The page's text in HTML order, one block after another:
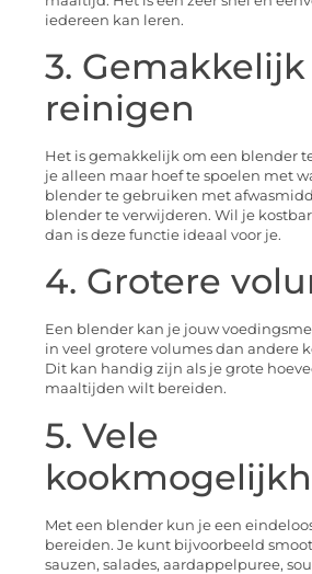
iedereen kan leren.
3.
reinigen
Het is gemakkelijk om een blender
je alleen maar hoef te spoelen met
blender te gebruiken met
blender te verwijderen. Wil je
dan is deze functie ideaal voor je.
4. Grotere
Een blender kan je jouw
in veel grotere volumes dan andere
Dit kan handig zijn als je grote
maaltijden wilt bereiden.
5. Vele
Met een blender kun je een
bereiden. Je kunt bijvoorbeeld
sauzen, salades, aardappelpuree,